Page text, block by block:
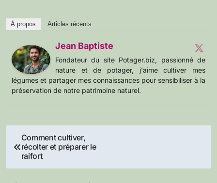
À propos Articles récents
Jean Baptiste
Fondateur du site Potager.biz, passionné de
nature et de potager, j'aime cultiver mes
légumes et partager mes connaissances pour sensibiliser à la
préservation de notre patrimoine naturel.
Navigation
de
l’article
Comment cultiver,
récolter et préparer le
raifort